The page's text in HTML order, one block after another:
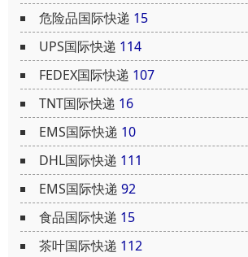
危险品国际快递 15
UPS国际快递 114
FEDEX国际快递 107
TNT国际快递 16
EMS国际快递 10
DHL国际快递 111
EMS国际快递 92
食品国际快递 15
茶叶国际快递 112